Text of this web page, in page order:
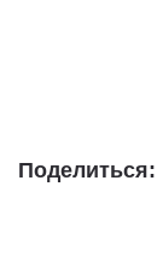
Поделиться: